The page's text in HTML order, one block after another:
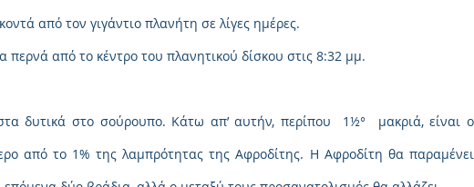
από τον γιγάντιο πλανήτη σε λίγες ημέρες.
περνά από το κέντρο του πλανητικού δίσκου στις 8:32 μμ.
από το 1% της λαμπρότητας της Αφροδίτης. Η Αφροδίτη θα παραμένει